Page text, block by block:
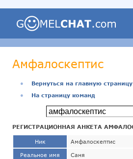
Амфалоскептис
●
Вернуться на главную страницу
●
На страницу команд
РЕГИСТРАЦИОННАЯ АНКЕТА
Ник Амфалоскептис
Реальное имя Саня